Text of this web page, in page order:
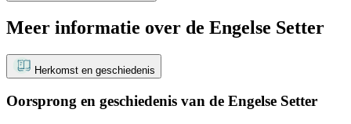
Meer informatie over de Engelse Setter
Herkomst en geschiedenis
Oorsprong en geschiedenis van de Engelse Setter